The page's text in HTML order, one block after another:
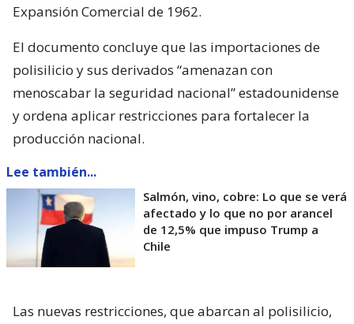
Expansión Comercial de 1962.
El documento concluye que las importaciones de
polisilicio y sus derivados “amenazan con
menoscabar la seguridad nacional” estadounidense
y ordena aplicar restricciones para fortalecer la
producción nacional.
Lee también...
Salmón, vino, cobre: Lo que se verá
afectado y lo que no por arancel
de 12,5% que impuso Trump a
Chile
Las nuevas restricciones, que abarcan al polisilicio,